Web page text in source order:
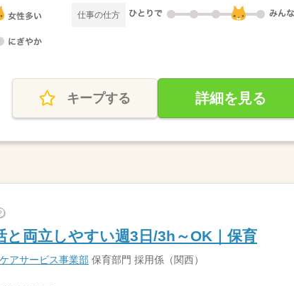
仕事の仕方
キープする 詳細を見る
と両立しやすい週3日/3h～OK｜保育
アサービス事業部 保育部門 採用係（関西）